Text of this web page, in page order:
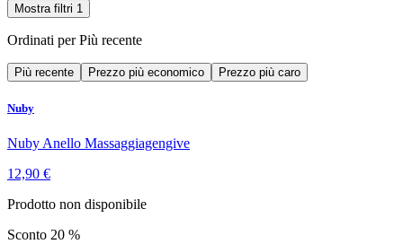
Mostra filtri 1
Ordinati perPiù recente
Più recente Prezzo più economico Prezzo più caro
Nuby
Nuby Anello Massaggiagengive
12,90 €
Prodotto non disponibile
Sconto 20 %